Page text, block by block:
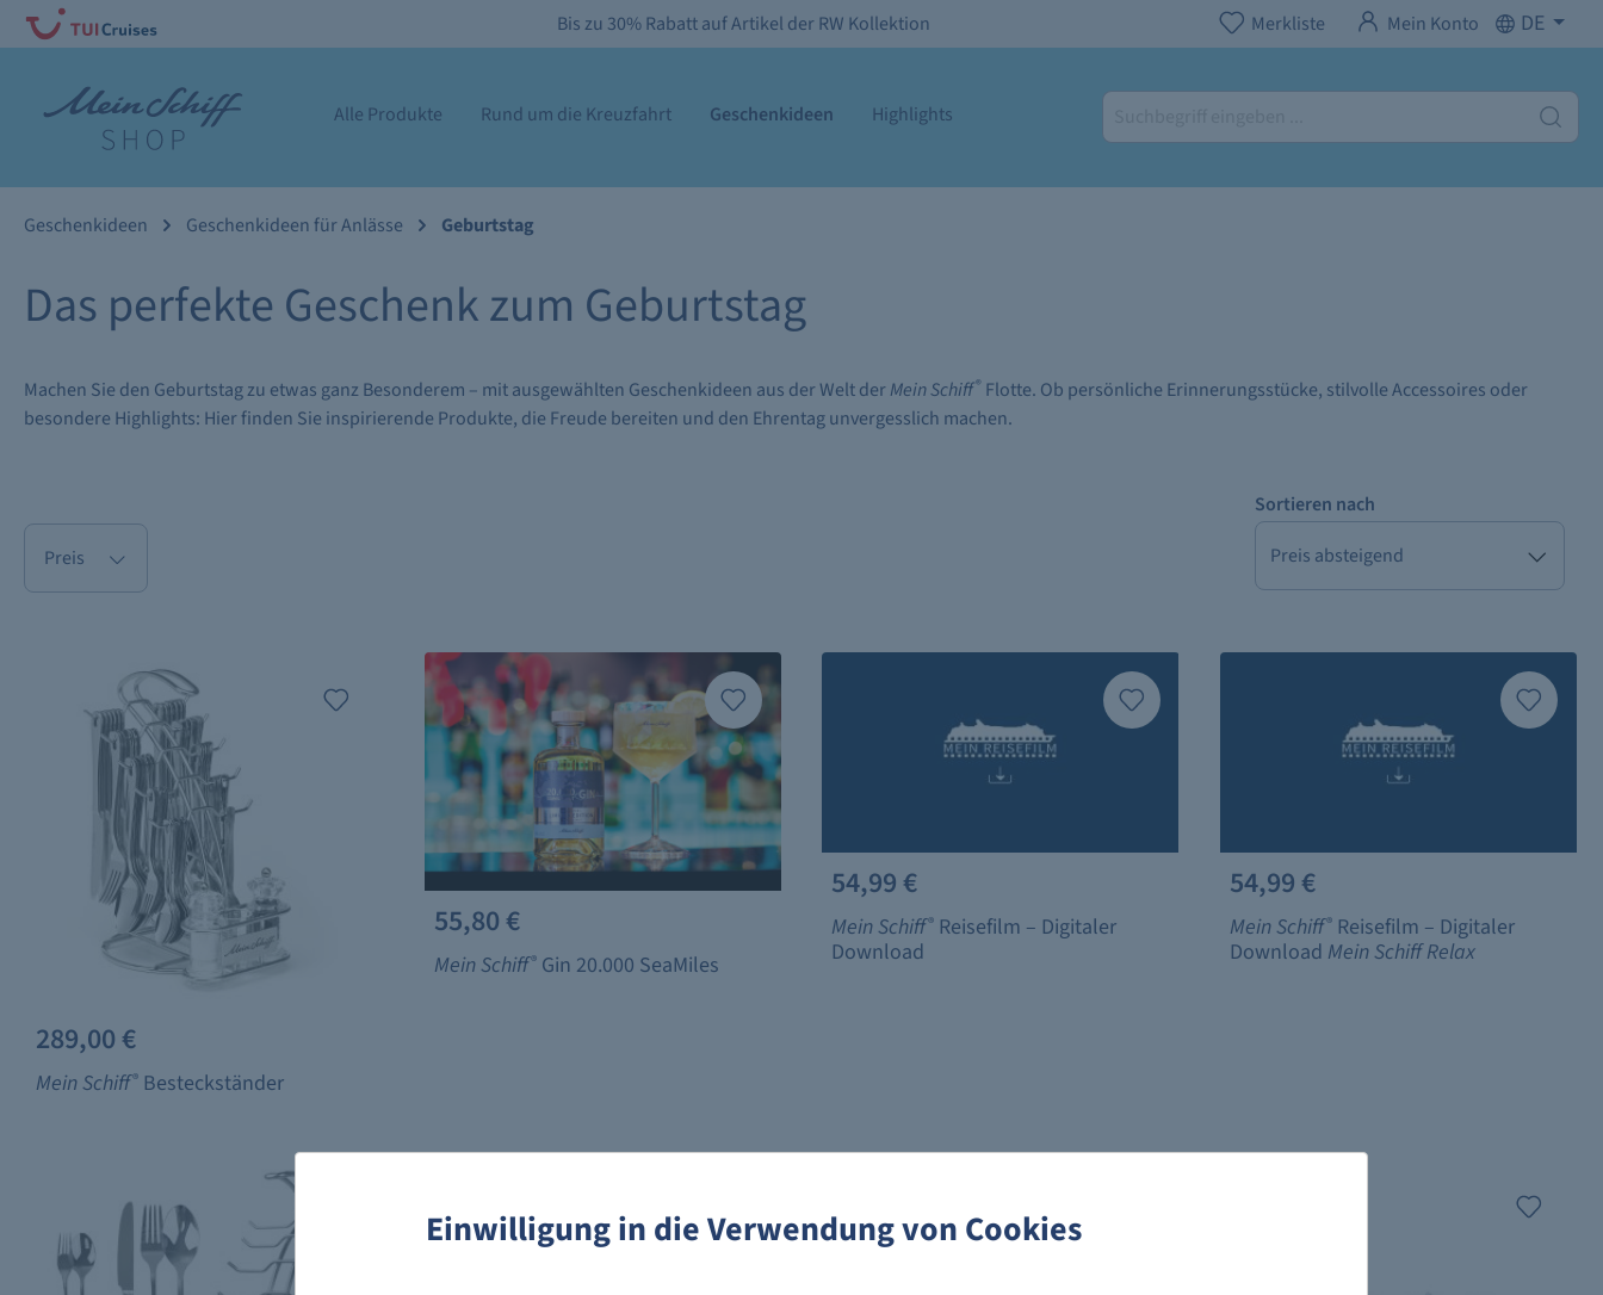
Bis zu 30% Rabatt auf Artikel der RW Kollektion Merkliste Mein Konto DE
Alle Produkte Rund um die Kreuzfahrt Geschenkideen Highlights
Geschenkideen Geschenkideen für Anlässe Geburtstag
Das perfekte Geschenk zum Geburtstag
Machen Sie den Geburtstag zu etwas ganz Besonderem – mit ausgewählten Geschenkideen aus der Welt derMein Schiff® Flotte. Ob persönliche Erinnerungsstücke, stilvolle Accessoires oder
besondere Highlights: Hier finden Sie inspirierende Produkte, die Freude bereiten und den Ehrentag unvergesslich machen.
Preis
Sortieren nach
289,00 €
Mein Schiff® Besteckständer
55,80 €
Mein Schiff®Gin 20.000 SeaMiles
54,99 €
Mein Schiff® Reisefilm – Digitaler
Download
54,99 €
Mein Schiff®Reisefilm – Digitaler
Download Mein Schiff Relax
Einwilligung in die Verwendung von Cookies